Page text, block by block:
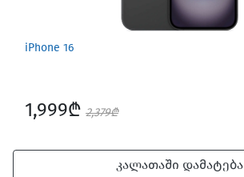
iPhone 16
1,999₾ 2,379₾
კალათაში დამატება